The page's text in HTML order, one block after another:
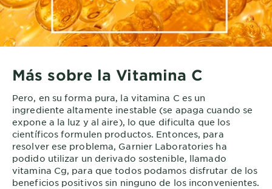
Más sobre la Vitamina C
Pero, en su forma pura, la vitamina C es un
ingrediente altamente inestable (se apaga cuando se
expone a la luz y al aire), lo que dificulta que los
científicos formulen productos. Entonces, para
resolver ese problema, Garnier Laboratories ha
podido utilizar un derivado sostenible, llamado
vitamina Cg, para que todos podamos disfrutar de los
beneficios positivos sin ninguno de los inconvenientes.